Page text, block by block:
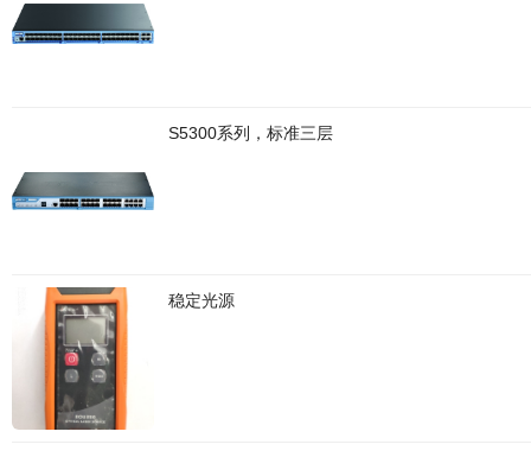
S5300系列，标准三层
稳定光源